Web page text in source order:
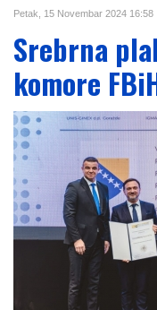
Petak, 15 Novembar 2024 16:58
Srebrna
komore